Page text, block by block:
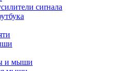
сиrнала
и мыши